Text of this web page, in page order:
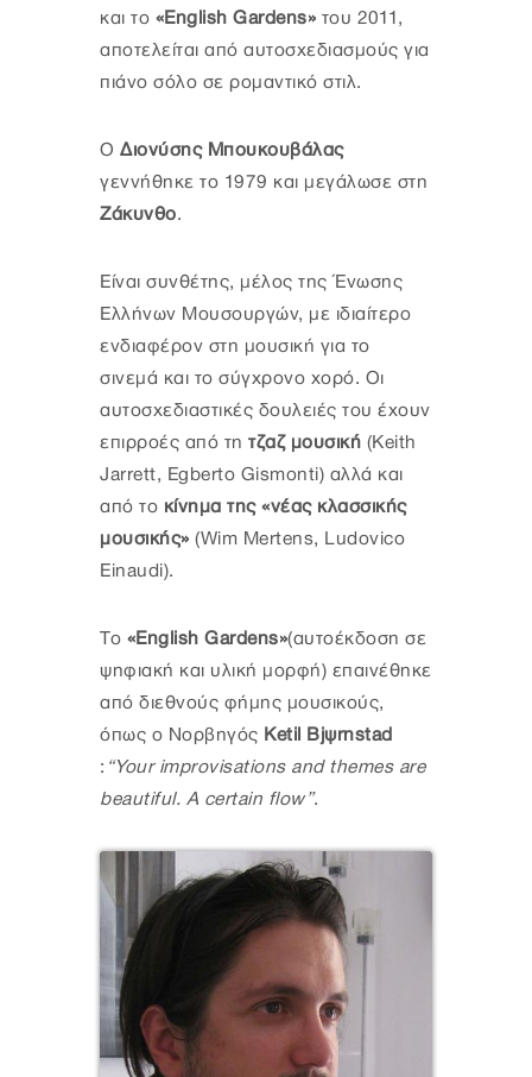
και το «English Gardens» του 2011,
αποτελείται από αυτοσχεδιασμούς για
πιάνο σόλο σε ρομαντικό στιλ.
Ο Διονύσης Μπουκουβάλας
γεννήθηκε το 1979 και μεγάλωσε στη
Ζάκυνθο.
Είναι συνθέτης, μέλος της Ένωσης
Ελλήνων Μουσουργών, με ιδιαίτερο
ενδιαφέρον στη μουσική για το
σινεμά και το σύγχρονο χορό. Οι
αυτοσχεδιαστικές δουλειές του έχουν
επιρροές από τη τζαζ μουσική (Keith
Jarrett, Egberto Gismonti) αλλά και
από το κίνημα της «νέας κλασσικής
μουσικής» (Wim Mertens, Ludovico
Einaudi).
Το «English Gardens»(αυτοέκδοση σε
ψηφιακή και υλική μορφή) επαινέθηκε
από διεθνούς φήμης μουσικούς,
όπως ο Νορβηγός Ketil Bjørnstad
: “Your improvisations and themes are
beautiful. A certain flow”.